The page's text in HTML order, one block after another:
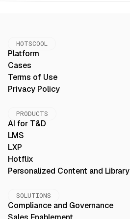
HOTSCOOL
Platform
Cases
Terms of Use
Privacy Policy
PRODUCTS
AI for T&D
LMS
LXP
Hotflix
Personalized Content and Library
SOLUTIONS
Compliance and Governance